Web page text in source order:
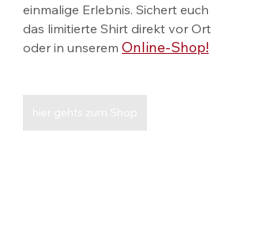
einmalige Erlebnis. Sichert euch
das limitierte Shirt direkt vor Ort
oder in unserem Online-Shop!